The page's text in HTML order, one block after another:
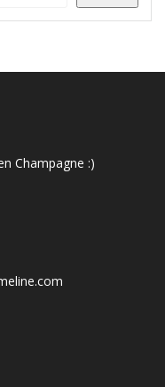
Champagne :)